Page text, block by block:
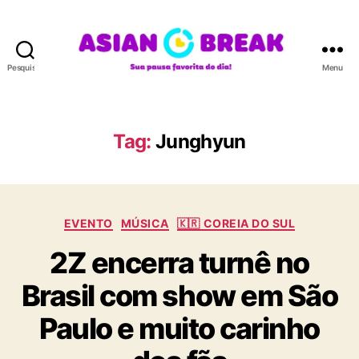
Pesquisar
A
N
R
A
Menu
Tag: Junghyun
C
t
e
g
o
r
i
EVENTO MÚSICA 🇰🇷 COREIA DO SUL
2Z encerra turnê no
Brasil com show em São
Paulo e muito carinho